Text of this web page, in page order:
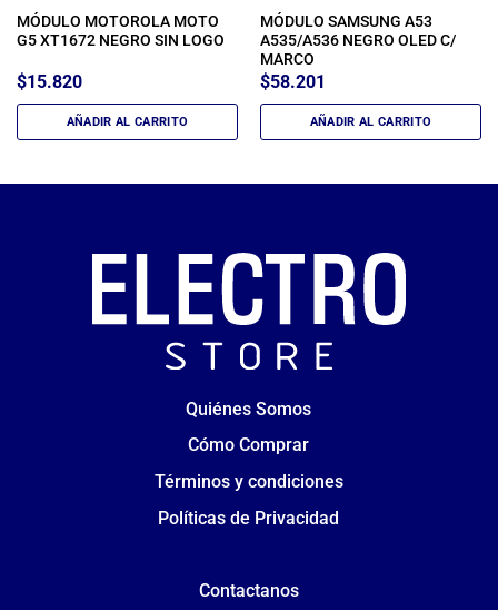
MÓDULO MOTOROLA MOTO
G5 XT1672 NEGRO SIN LOGO
$15.820
AÑADIR AL CARRITO
MÓDULO SAMSUNG A53
A535/A536 NEGRO OLED C/
MARCO
$58.201
AÑADIR AL CARRITO
Quiénes Somos
Cómo Comprar
Términos y condiciones
Políticas de Privacidad
Contactanos